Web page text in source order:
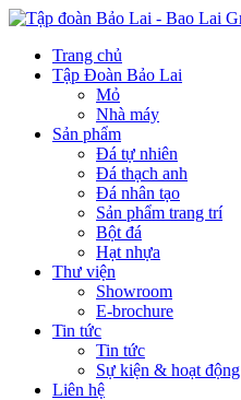
Trang chủ
Tập Đoàn Bảo Lai
Mỏ
Nhà máy
Sản phẩm
Đá tự nhiên
Đá thạch anh
Đá nhân tạo
Sản phẩm trang trí
Bột đá
Hạt nhựa
Thư viện
Showroom
E-brochure
Tin tức
Tin tức
Sự kiện & hoạt động
Liên hệ